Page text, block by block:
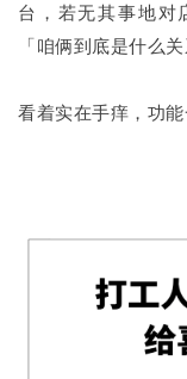
台，若无其事地对
「咱俩到底是什么
看着实在手痒，功